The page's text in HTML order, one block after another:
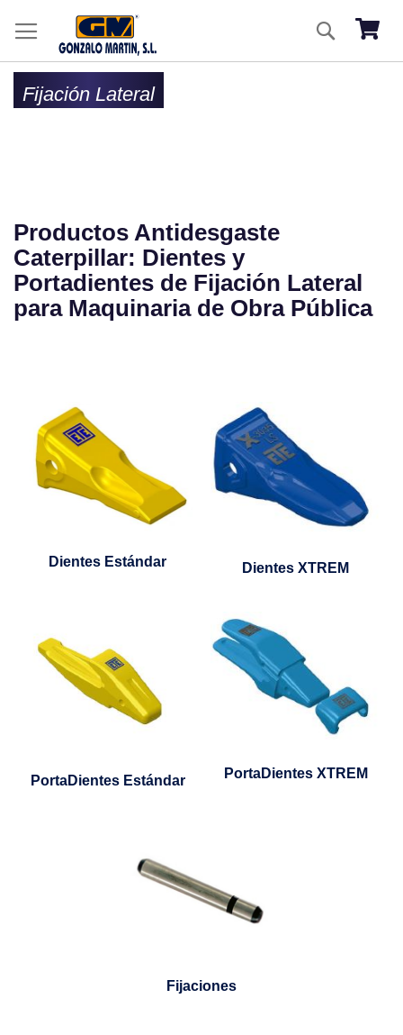
Mi
Buscar
Fijación Lateral
Productos Antidesgaste
Caterpillar: Dientes y
Portadientes de Fijación Lateral
para Maquinaria de Obra Pública
Dientes Estándar Dientes XTREM
PortaDientes Estándar PortaDientes XTREM
Fijaciones